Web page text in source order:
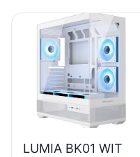
LUMIA BK01 WIT